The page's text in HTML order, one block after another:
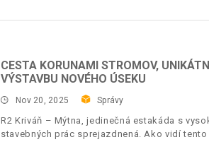
CESTA KORUNAMI STROMOV,
VÝSTAVBU NOVÉHO ÚSEKU
Nov 20, 2025 Správy
R2 Kriváň – Mýtna, jedinečná estakáda s
stavebných prác sprejazdnená. Ako vidí